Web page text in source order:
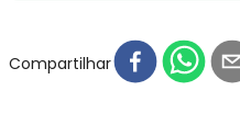
Compartilhar